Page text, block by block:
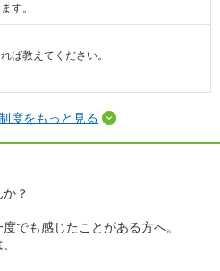
す。
ば教えてください。
度をもっと見る
？
でも感じたことがある方へ。